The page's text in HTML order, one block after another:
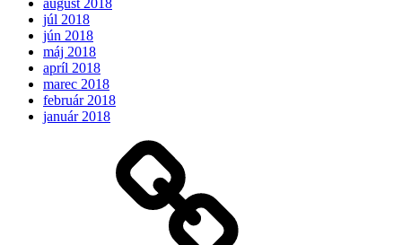
august 2018
júl 2018
jún 2018
máj 2018
apríl 2018
marec 2018
február 2018
január 2018